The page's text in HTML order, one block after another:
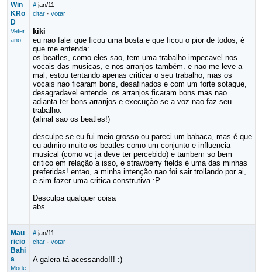
Win
KRo
D
Veter
ano
# jan/11
citar· votar
kiki
eu nao falei que ficou uma bosta e que ficou o pior de todos, é
que me entenda:
os beatles, como eles sao, tem uma trabalho impecavel nos
vocais das musicas, e nos arranjos também. e nao me leve a
mal, estou tentando apenas criticar o seu trabalho, mas os
vocais nao ficaram bons, desafinados e com um forte sotaque,
desagradavel entende. os arranjos ficaram bons mas nao
adianta ter bons arranjos e execução se a voz nao faz seu
trabalho.
(afinal sao os beatles!)
desculpe se eu fui meio grosso ou pareci um babaca, mas é que
eu admiro muito os beatles como um conjunto e influencia
musical (como vc ja deve ter percebido) e tambem so bem
critico em relação a isso, e strawberry fields é uma das minhas
preferidas! entao, a minha intenção nao foi sair trollando por ai,
e sim fazer uma critica construtiva :P
Desculpa qualquer coisa
abs
Mau
ricio
Bahi
a
Mode
# jan/11
citar· votar
A galera tá acessando!!! :)